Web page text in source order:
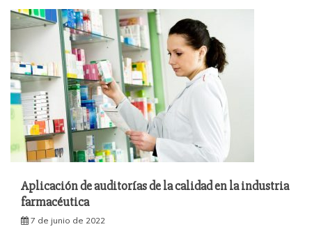
Aplicación de auditorías de la calidad en la industria
farmacéutica
7 de junio de 2022